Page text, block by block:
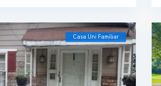
Casa Uni Familiar